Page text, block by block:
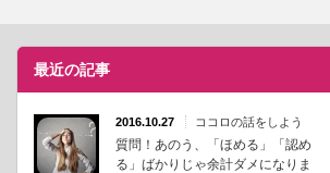
最近の記事
2016.10.27 ココロの話をしよう
質問！あのう、「ほめる」「認め
る」ばかりじゃ余計ダメになりま